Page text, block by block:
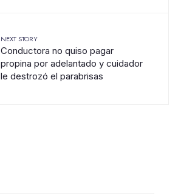
NEXT STORY
Conductora no quiso pagar
propina por adelantado y cuidador
le destrozó el parabrisas